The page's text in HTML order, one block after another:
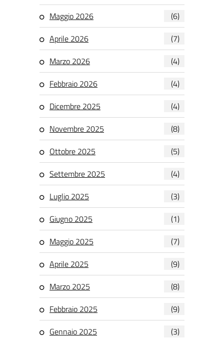
Maggio 2026
(6)
Aprile 2026
(7)
Marzo 2026
(4)
Febbraio 2026
(4)
Dicembre 2025
(4)
Novembre 2025
(8)
Ottobre 2025
(5)
Settembre 2025
(4)
Luglio 2025
(3)
Giugno 2025
(1)
Maggio 2025
(7)
Aprile 2025
(9)
Marzo 2025
(8)
Febbraio 2025
(9)
Gennaio 2025
(3)